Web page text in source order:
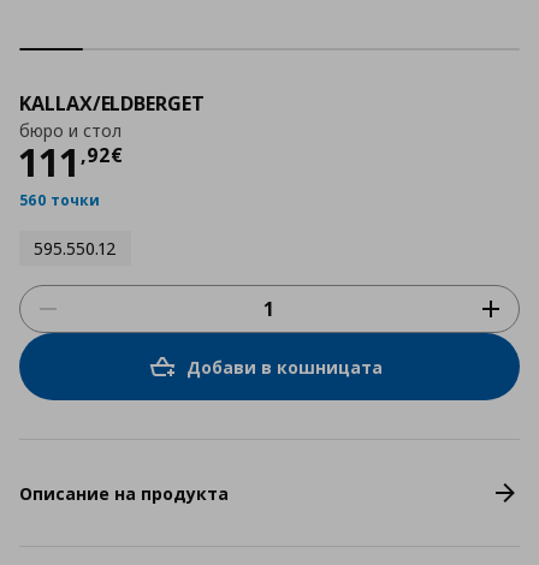
KALLAX/ELDBERGET
бюро и стол
111 ,92€
Цена
560 точки
595.550.12
Добави в кошницата
Описание на продукта